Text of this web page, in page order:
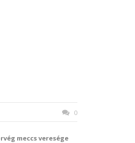
0
meccs veresége